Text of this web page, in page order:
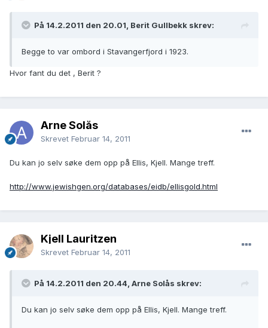
På 14.2.2011 den 20.01, Berit Gullbekk skrev:
Begge to var ombord i Stavangerfjord i 1923.
Hvor fant du det , Berit ?
Arne Solås
Skrevet Februar 14, 2011
Du kan jo selv søke dem opp på Ellis, Kjell. Mange treff.
http://www.jewishgen.org/databases/eidb/ellisgold.html
Kjell Lauritzen
Skrevet Februar 14, 2011
På 14.2.2011 den 20.44, Arne Solås skrev:
Du kan jo selv søke dem opp på Ellis, Kjell. Mange treff.